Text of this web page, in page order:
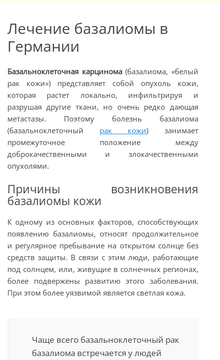
Лечение базалиомы в
Германии
Базальноклеточная карцинома(базалиома, «белый
рак кожи») представляет собой опухоль кожи,
которая растет локально, инфильтрируя и
разрушая другие ткани, но очень редко дающая
метастазы. Поэтому болезнь базалиома
(базальноклеточный рак кожи) занимает
промежуточное положение между
доброкачественными и злокачественными
опухолями.
Причины возникновения
базалиомы кожи
К одному из основных факторов, способствующих
появлению базалиомы, относят продолжительное
и регулярное пребывание на открытом солнце без
средств защиты. В связи с этим люди, работающие
под солнцем, или, живущие в солнечных регионах,
более подвержены развитию этого заболевания.
При этом более уязвимой является светлая кожа.
Чаще всего базальноклеточный рак
базалиома встречается у людей